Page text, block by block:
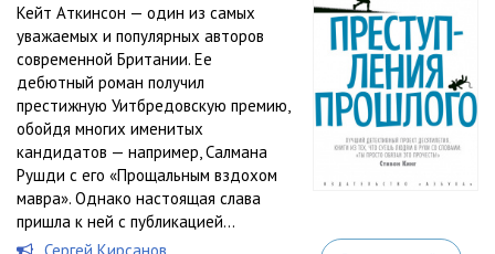
Кейт Аткинсон — один из самых
уважаемых и популярных авторов
современной Британии. Ее
дебютный роман получил
престижную Уитбредовскую премию,
обойдя многих именитых
кандидатов — например, Салмана
Рушди с его «Прощальным вздохом
мавра». Однако настоящая слава
пришла к ней с публикацией...